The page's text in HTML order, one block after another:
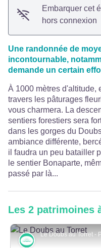
Embarquer cet
hors connexion
Une randonnée de
incontournable,
demande un certain
À 1000 mètres d'altitude,
travers les pâturages
vous charmera. La
sentiers forestiers sera
dans les gorges du
ambiance différente,
il faudra un peu batailler
le sentier Bonaparte,
passé par là...
Les 2 patrimoines
Le Doubs au Torret -
Rivières et zones